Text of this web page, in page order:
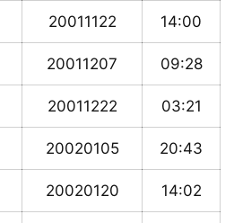
20011122 14:00
20011207 09:28
20011222 03:21
20020105 20:43
20020120 14:02